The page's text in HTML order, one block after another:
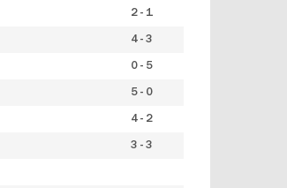
2 - 1
4 - 3
0 - 5
5 - 0
4 - 2
3 - 3